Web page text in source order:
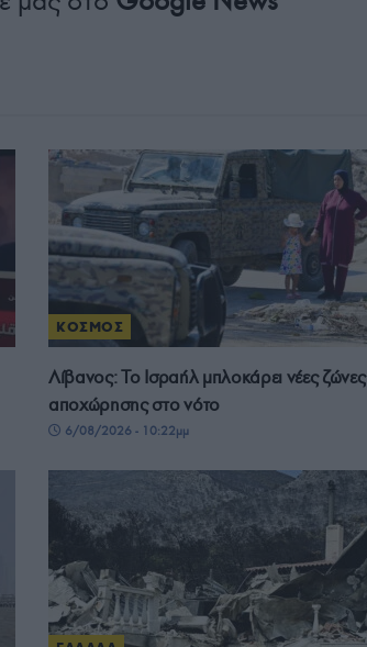
ΚΟΣΜΟΣ
Λίβανος: Το Ισραήλ μπλοκάρει νέες ζώνες
αποχώρησης στο νότο
6/08/2026 - 10:22μμ